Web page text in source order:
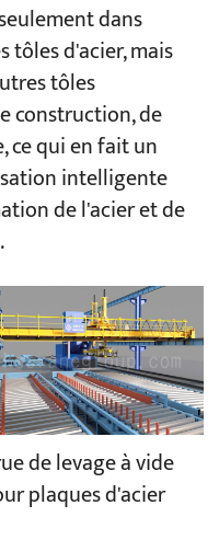
dans
d'acier, mais
tôles
construction, de
ce qui en fait un
intelligente
de l'acier et de
de levage à vide
plaques d'acier